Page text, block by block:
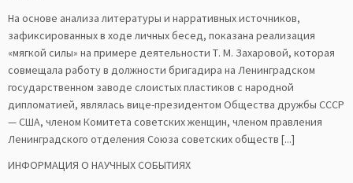
На основе анализа литературы и нарративных источников,
зафиксированных в ходе личных бесед, показана реализация
«мягкой силы» на примере деятельности Т. М. Захаровой, которая
совмещала работу в должности бригадира на Ленинградском
государственном заводе слоистых пластиков с народной
дипломатией, являлась вице-президентом Общества дружбы СССР
— США, членом Комитета советских женщин, членом правления
Ленинградского отделения Союза советских обществ [...]
ИНФОРМАЦИЯ О НАУЧНЫХ СОБЫТИЯХ